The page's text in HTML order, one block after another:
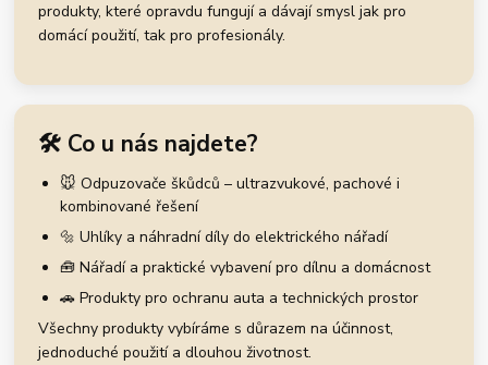
produkty, které opravdu fungují a dávají smysl jak pro
domácí použití, tak pro profesionály.
🛠️ Co u nás najdete?
🐭 Odpuzovače škůdců – ultrazvukové, pachové i
kombinované řešení
🔩 Uhlíky a náhradní díly do elektrického nářadí
🧰 Nářadí a praktické vybavení pro dílnu a domácnost
🚗 Produkty pro ochranu auta a technických prostor
Všechny produkty vybíráme s důrazem na účinnost,
jednoduché použití a dlouhou životnost.